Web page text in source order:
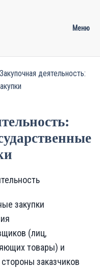
Меню
Закупочная деятельность:
закупки
(лиц,
товары) и
заказчиков